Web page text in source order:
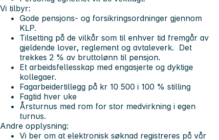
Vi tilbyr:
Gode pensjons- og forsikringsordninger gjennom
KLP.
Tilsetting på de vilkår som til enhver tid fremgår av
gjeldende lover, reglement og avtaleverk. Det
trekkes 2 % av bruttolønn til pensjon.
Et arbeidsfellesskap med engasjerte og dyktige
kollegaer.
Fagarbeidertillegg på kr 10 500 i 100 % stilling
Fagtid hver uke
Årsturnus med rom for stor medvirkning i egen
turnus.
Andre opplysning:
Vi ber om at elektronisk søknad registreres på vår